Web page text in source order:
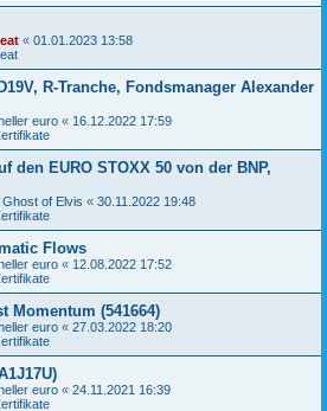
« 01.01.2023 13:58
R-Tranche, Fondsmanager Alexander
euro « 16.12.2022 17:59
den EURO STOXX 50 von der BNP,
of Elvis « 30.11.2022 19:48
Flows
euro « 12.08.2022 17:52
Momentum (541664)
euro « 27.03.2022 18:20
euro « 24.11.2021 16:39